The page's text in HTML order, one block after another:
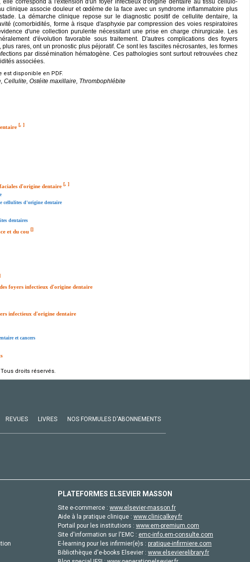
elle correspond à l'extension d'un foyer infectieux d'origine dentaire au tissu cellulo-
clinique associe douleur et œdème de la face avec un syndrome inflammatoire plus
La démarche clinique repose sur le diagnostic positif de cellulite dentaire, la
(comorbidités, forme à risque d'asphyxie par compression des voies respiratoires
d'une collection purulente nécessitant une prise en charge chirurgicale. Les
d'évolution favorable sous traitement. D'autres complications des foyers
rares, ont un pronostic plus péjoratif. Ce sont les fasciites nécrosantes, les formes
par dissémination hématogène. Ces pathologies sont surtout retrouvées chez
associées.
est disponible en PDF.
Cellulite, Ostéite maxillaire, Thrombophlébite
[, ]
d'origine dentaire [, ]
cellulites d'origine dentaire
dentaires
et du cou []
foyers infectieux d'origine dentaire
infectieux d'origine dentaire
et cancers
droits réservés.
REVUES LIVRES NOS FORMULES D'ABONNEMENTS
PLATEFORMES ELSEVIER MASSON
Site e-commerce : www.elsevier-masson.fr
Aide à la pratique clinique : www.clinicalkey.fr
Portail pour les institutions : www.em-premium.com
Site d'information sur l'EMC : emc-info.em-consulte.com
E-learning pour les infirmier(e)s : pratique-infirmiere.com
Bibliothèque d'e-books Elsevier : www.elsevierelibrary.fr